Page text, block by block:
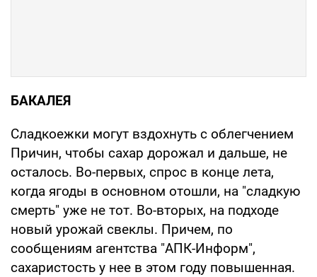
БАКАЛЕЯ
Сладкоежки могут вздохнуть с облегчением
Причин, чтобы сахар дорожал и дальше, не
осталось. Во-первых, спрос в конце лета,
когда ягоды в основном отошли, на "сладкую
смерть" уже не тот. Во-вторых, на подходе
новый урожай свеклы. Причем, по
сообщениям агентства "АПК-Информ",
сахаристость у нее в этом году повышенная.